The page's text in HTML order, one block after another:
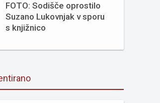
FOTO: Sodišče oprostilo
Suzano Lukovnjak v sporu
s knjižnico